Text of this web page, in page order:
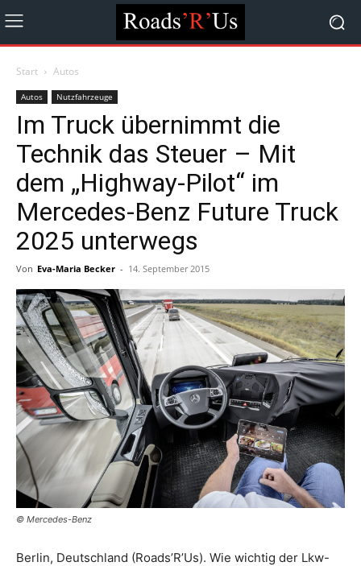
Start Autos
Autos Nutzfahrzeuge
Im Truck übernimmt die
Technik das Steuer – Mit
dem „Highway-Pilot“ im
Mercedes-Benz Future Truck
2025 unterwegs
Von Eva-Maria Becker - 14. September 2015
© Mercedes-Benz
Berlin, Deutschland (Roads’R’Us). Wie wichtig der Lkw-